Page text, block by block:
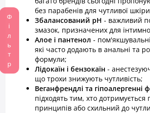
Фільтр
без парабенів для чутливої
Збалансований pH - важливий
змазок, призначених для
Алое і пантенол -
які часто додають в анальні та
формули;
Лідокаїн і бензокаїн -
що трохи знижують чутливість;
Веганфрендлі та гіпоалергенні
підходять тим, хто дотримується
принципів або схильний до